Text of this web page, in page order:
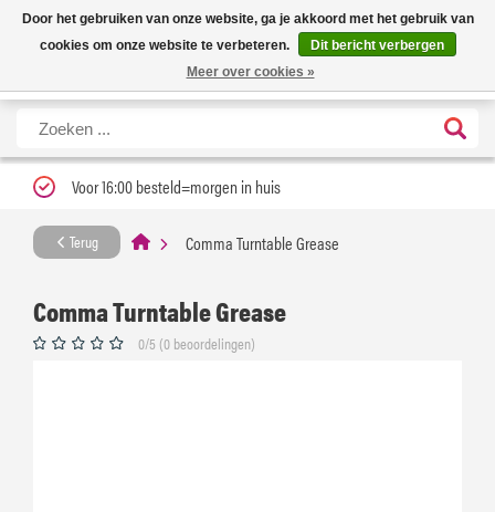
Nieuwe levertijd: 1 tot 3 werkdagen | Nu 25% korting op gehele assortiment
Carfume met kortingscode ''verfrissend''
X
Voor 16:00 besteld=morgen in huis
Terug Comma Turntable Grease
Comma Turntable Grease
0/5 (0 beoordelingen)
Door het gebruiken van onze website, ga je akkoord met het gebruik van
cookies om onze website te verbeteren.
Dit bericht verbergen
Meer over cookies »